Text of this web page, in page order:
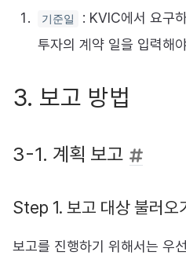
기준일
: KVIC에서 요구
투자의 계약 일을 입력해
3. 보고 방법
3-1. 계획 보고
Step 1. 보고 대상 불러오
보고를 진행하기 위해서는 우